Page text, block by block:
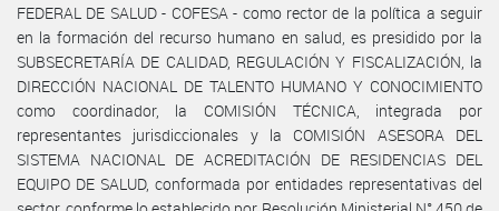
FEDERAL DE SALUD - COFESA - como rector de la política a seguir
en la formación del recurso humano en salud, es presidido por la
SUBSECRETARÍA DE CALIDAD, REGULACIÓN Y FISCALIZACIÓN, la
DIRECCIÓN NACIONAL DE TALENTO HUMANO Y CONOCIMIENTO
como coordinador, la COMISIÓN TÉCNICA, integrada por
representantes jurisdiccionales y la COMISIÓN ASESORA DEL
SISTEMA NACIONAL DE ACREDITACIÓN DE RESIDENCIAS DEL
EQUIPO DE SALUD, conformada por entidades representativas del